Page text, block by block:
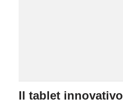
Il tablet innovativo